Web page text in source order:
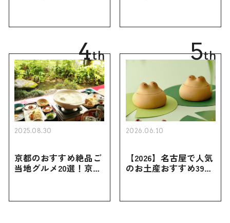
買えない限定品、女性
き用、女性向けまで幅
4th
2025.08.30
京都のおすすめ絶品ご
当地グルメ20選！京都
5th
2026.06.10
【2026】名古屋で人気
のお土産おすすめ39選
お土産・ばらまき用ま